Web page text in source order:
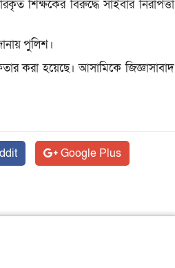
শিক্ষকের বিরুদ্ধে সাইবার নিরাপত্তা
পুলিশ।
করা হয়েছে। আসামিকে জিজ্ঞাসাবাদ
Google Plus